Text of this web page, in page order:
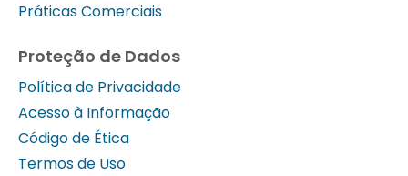
Práticas Comerciais
Proteção de Dados
Política de Privacidade
Acesso à Informação
Código de Ética
Termos de Uso